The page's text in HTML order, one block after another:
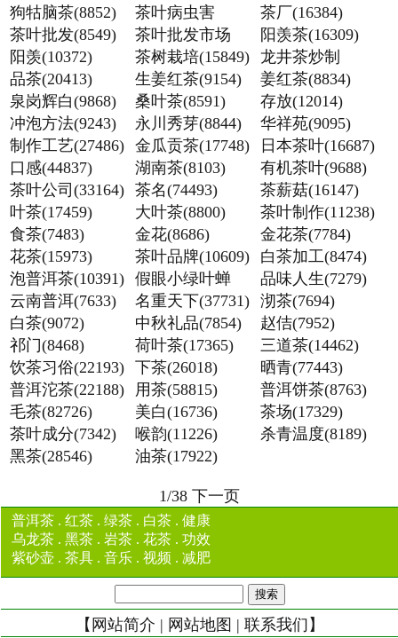
(10016)
狗牯脑茶(8852)
茶叶病虫害
(8323)
茶厂(16384)
茶叶批发(8549)
茶叶批发市场
(17211)
阳羡茶(16309)
阳羡(10372)
茶树栽培(15849)
龙井茶炒制
(21115)
品茶(20413) 生姜红茶(9154)
姜红茶(8834)
泉岗辉白(9868)
桑叶茶(8591)
存放(12014)
冲泡方法(9243)
永川秀芽(8844)
华祥苑(9095)
制作工艺(27486) 金瓜贡茶(17748)
日本茶叶(16687)
口感(44837)
湖南茶(8103)
有机茶叶(9688)
茶叶公司(33164) 茶名(74493)
茶薪菇(16147)
叶茶(17459)
大叶茶(8800)
茶叶制作(11238)
食茶(7483)
金花(8686)
金花茶(7784)
花茶(15973)
茶叶品牌(10609)
白茶加工(8474)
泡普洱茶(10391) 假眼小绿叶蝉
(15754)
品味人生(7279)
云南普洱(7633)
名重天下(37731) 沏茶(7694)
白茶(9072)
中秋礼品(7854)
赵佶(7952)
祁门(8468)
荷叶茶(17365)
三道茶(14462)
饮茶习俗(22193) 下茶(26018)
晒青(77443)
普洱沱茶(22188)
用茶(58815)
普洱饼茶(8763)
毛茶(82726)
美白(16736)
茶场(17329)
茶叶成分(7342)
喉韵(11226)
杀青温度(8189)
黑茶(28546)
油茶(17922)
1/38 下一页
普洱茶 . 红茶 . 绿茶 . 白茶 . 健康
乌龙茶 . 黑茶 . 岩茶 . 花茶 . 功效
紫砂壶 . 茶具 . 音乐 . 视频 . 减肥
【 网站简介 | 网站地图 | 联系我们 】